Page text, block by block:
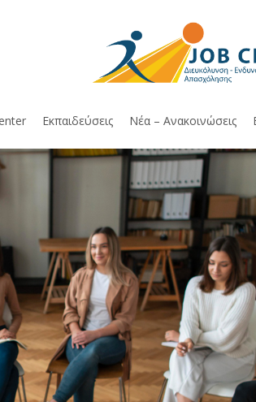
Εκπαιδεύσεις Νέα – Ανακοινώσεις